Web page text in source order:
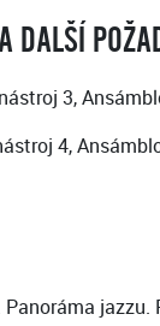
DALŠÍ
3,
4,
Panoráma